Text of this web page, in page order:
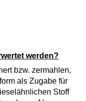
werden?
bzw. zermahlen,
als Zugabe für
Stoff